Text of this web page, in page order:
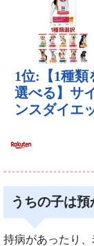
うちの子は預
持病があったり